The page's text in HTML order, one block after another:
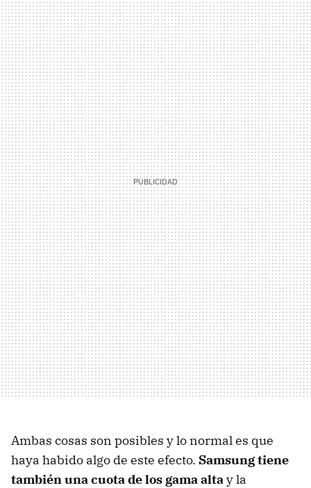
Ambas cosas son posibles y lo normal es que
haya habido algo de este efecto. Samsung tiene
también una cuota de los gama alta y la